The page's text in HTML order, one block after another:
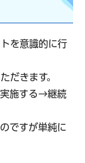
を意識的に行
だきます。
施する→継続
ですが単純に